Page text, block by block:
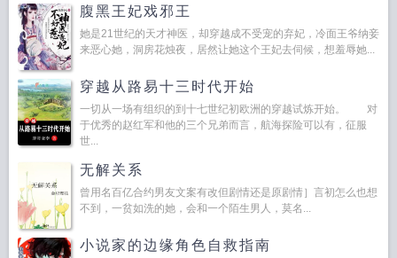
腹黑王妃戏邪王
她是21世纪的天才神医，却穿越成不受宠的弃妃，冷面王爷纳妾
来恶心她，洞房花烛夜，居然让她这个王妃去伺候，想羞辱她...
穿越从路易十三时代开始
一切从一场有组织的到十七世纪初欧洲的穿越试炼开始。 对
于优秀的赵红军和他的三个兄弟而言，航海探险可以有，征服
世...
无解关系
曾用名百亿合约男友文案有改但剧情还是原剧情］言初怎么也想
不到，一贫如洗的她，会和一个陌生男人，莫名...
小说家的边缘角色自救指南